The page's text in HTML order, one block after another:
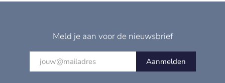
Meld je aan voor de nieuwsbrief
Aanmelden